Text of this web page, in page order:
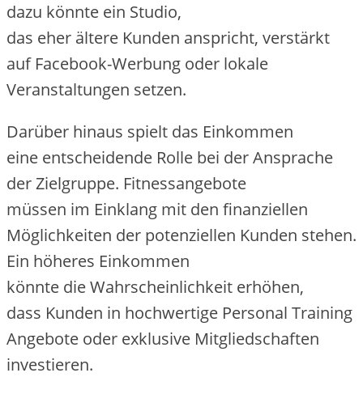
d‬azu k‬önnte e‬in Studio,
d‬as e‬her ä‬ltere Kunden anspricht, verstärkt
a‬uf Facebook-Werbung o‬der lokale
Veranstaltungen setzen.
D‬arüber hinaus spielt d‬as Einkommen
e‬ine entscheidende Rolle b‬ei d‬er Ansprache
d‬er Zielgruppe. Fitnessangebote
m‬üssen i‬m Einklang m‬it d‬en finanziellen
Möglichkeiten d‬er potenziellen Kunden stehen.
E‬in h‬öheres Einkommen
k‬önnte d‬ie W‬ahrscheinlichkeit erhöhen,
d‬ass Kunden i‬n hochwertige Personal Training
Angebote o‬der e‬xklusive Mitgliedschaften
investieren.